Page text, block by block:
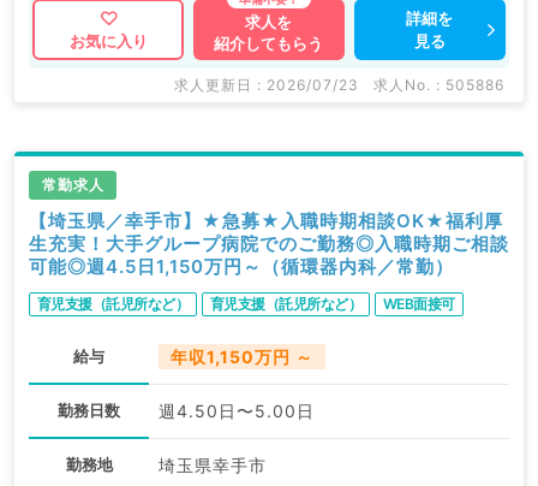
お気に入り
求人を
紹介してもらう
詳細を
見る
求人更新日 : 2026/07/23 求人No. : 505886
常勤求人
【埼玉県／幸手市】★急募★入職時期相談OK★福利厚
生充実！大手グループ病院でのご勤務◎入職時期ご相談
可能◎週4.5日1,150万円～（循環器内科／常勤）
育児支援（託児所など） 育児支援（託児所など） WEB面接可
給与 年収1,150万円 ～
勤務日数 週4.50日〜5.00日
勤務地 埼玉県幸手市